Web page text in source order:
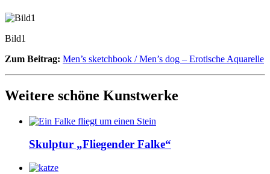
Bild1
Zum Beitrag: Men’s sketchbook / Men’s dog – Erotische Aquarelle
Weitere schöne Kunstwerke
Skulptur „Fliegender Falke“